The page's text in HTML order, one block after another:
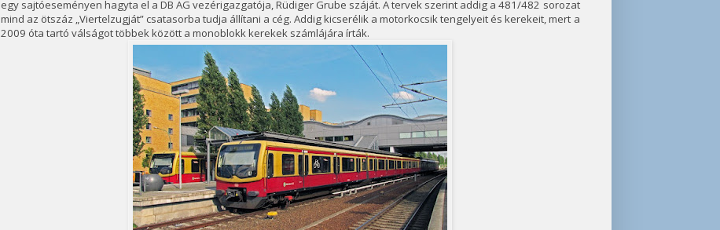
egy sajtóeseményen hagyta el a DB AG vezérigazgatója, Rüdiger Grube száját. A tervek szerint addig a 481/482 sorozat
mind az ötszáz „Viertelzugját” csatasorba tudja állítani a cég. Addig kicserélik a motorkocsik tengelyeit és kerekeit, mert a
2009 óta tartó válságot többek között a monoblokk kerekek számlájára írták.